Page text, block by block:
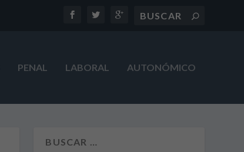
PENAL LABORAL AUTONÓMICO